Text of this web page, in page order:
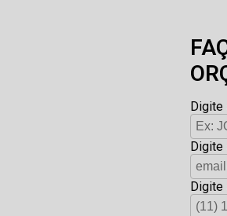
Digite
Digite
Digite